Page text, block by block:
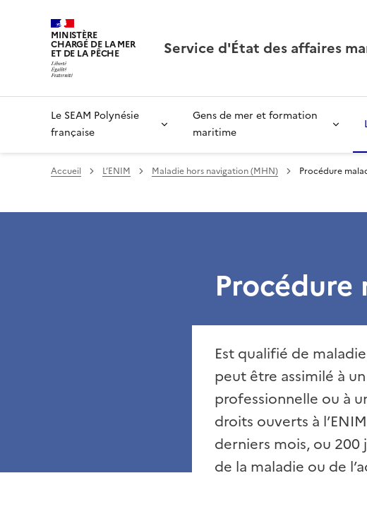
MINISTÈRE
CHARGÉ DE LA MER
ET DE LA PÊCHE Service d'État des affaires
Le SEAM Polynésie
française
Gens de mer et formation
maritime
Accueil L’ENIM Maladie hors navigation (MHN) Procédure
Est qualifié de
peut être assimilé à
professionnelle ou à
droits ouverts à
derniers mois, ou 200
de la maladie ou de